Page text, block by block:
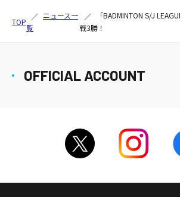
TOP
ニュース一
覧
「BADMINTON S/J
戦3勝！
OFFICIAL ACCOUNT